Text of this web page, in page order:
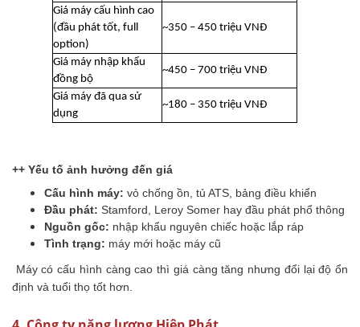
Giá máy cấu hình cao
(đầu phát tốt, full
option)
~350 – 450 triệu VNĐ
Giá máy nhập khẩu
đồng bộ
~450 – 700 triệu VNĐ
Giá máy đã qua sử
dụng
~180 – 350 triệu VNĐ
++ Yếu tố ảnh hưởng đến giá
Cấu hình máy: vỏ chống ồn, tủ ATS, bảng điều khiển
Đầu phát: Stamford, Leroy Somer hay đầu phát phổ thông
Nguồn gốc: nhập khẩu nguyên chiếc hoặc lắp ráp
Tình trạng: máy mới hoặc máy cũ
Máy có cấu hình càng cao thì giá càng tăng nhưng đổi lại độ ổn
định và tuổi thọ tốt hơn.